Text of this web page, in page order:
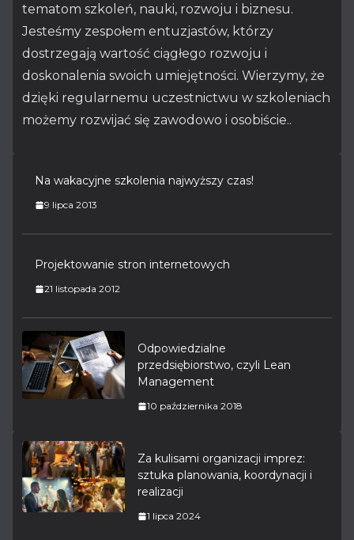
tematom szkoleń, nauki, rozwoju i biznesu.
Jesteśmy zespołem entuzjastów, którzy
dostrzegają wartość ciągłego rozwoju i
doskonalenia swoich umiejętności. Wierzymy, że
dzięki regularnemu uczestnictwu w szkoleniach
możemy rozwijać się zawodowo i osobiście..
Na wakacyjne szkolenia najwyższy czas!
9 lipca 2013
Projektowanie stron internetowych
21 listopada 2012
Odpowiedzialne
przedsiębiorstwo, czyli Lean
Management
10 października 2018
Za kulisami organizacji imprez:
sztuka planowania, koordynacji i
realizacji
1 lipca 2024